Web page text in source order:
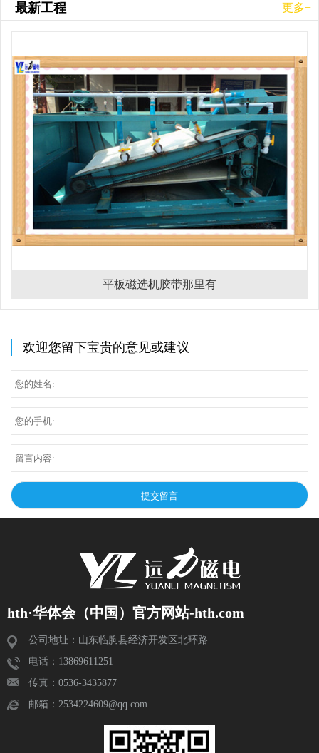
最新工程 更多+
平板磁选机胶带那里有
欢迎您留下宝贵的意见或建议
hth·华体会（中国）官方网站-hth.com
公司地址：山东临朐县经济开发区北环路
电话：13869611251
传真：0536-3435877
邮箱：2534224609@qq.com